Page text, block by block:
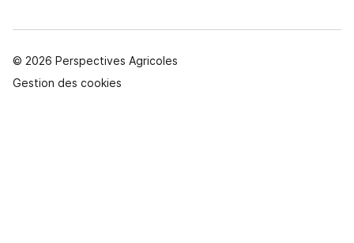
© 2026 Perspectives Agricoles
Gestion des cookies